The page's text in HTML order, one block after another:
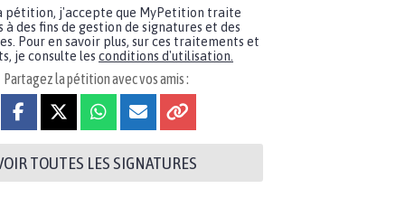
pétition, j'accepte que MyPetition traite
à des fins de gestion de signatures et des
Pour en savoir plus, sur ces traitements et
je consulte les conditions d'utilisation.
Partagez la pétition avec vos amis :
TOUTES LES SIGNATURES